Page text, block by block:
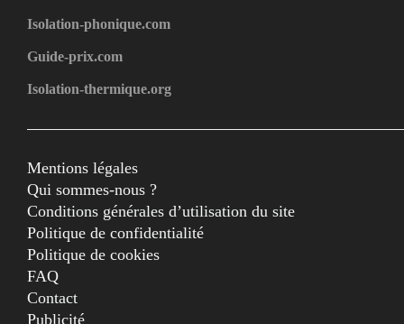
Isolation-phonique.com
Guide-prix.com
Isolation-thermique.org
Mentions légales
Qui sommes-nous ?
Conditions générales d’utilisation du site
Politique de confidentialité
Politique de cookies
FAQ
Contact
Publicité